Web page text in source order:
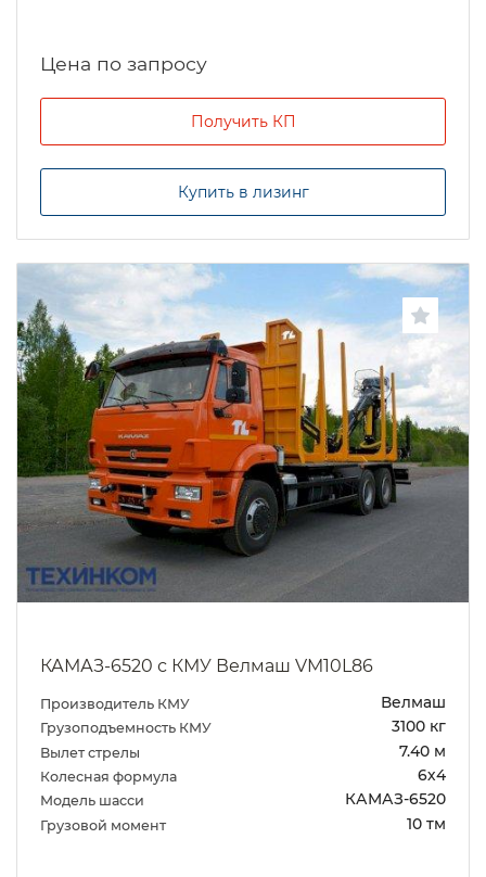
Цена по запросу
Получить КП
Купить в лизинг
КАМАЗ-6520 с КМУ Велмаш VM10L86
Производитель КМУ Велмаш
Грузоподъемность КМУ 3100 кг
Вылет стрелы 7.40 м
Колесная формула 6х4
Модель шасси КАМАЗ-6520
Грузовой момент 10 тм